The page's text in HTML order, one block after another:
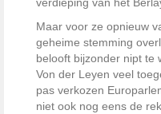
Maar voor ze opnieuw
geheime stemming
belooft bijzonder nipt te
Von der Leyen veel
pas verkozen
niet ook nog eens de